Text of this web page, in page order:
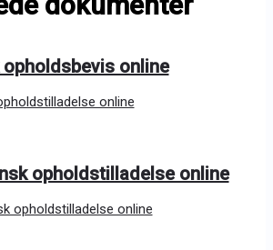
online
opholdstilladelse online